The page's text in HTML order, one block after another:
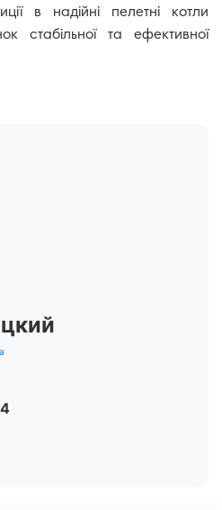
в надійні пелетні котли
стабільної та ефективної